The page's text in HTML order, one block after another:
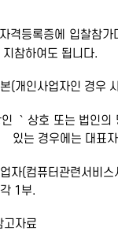
록증에 입찰참가
참하여도 됩니다.
인사업자인 경우
상호 또는 법인의
있는 경우에는 대표
(컴퓨터관련서비스
1부.
자료